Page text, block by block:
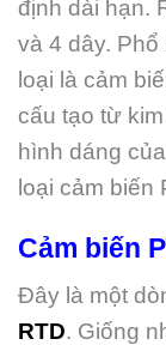
định dài hạn.
và 4 dây. Phổ
loại là cảm
cấu tạo từ
hình dáng
loại cảm biến
Cảm biến
Đây là một
RTD. Giống